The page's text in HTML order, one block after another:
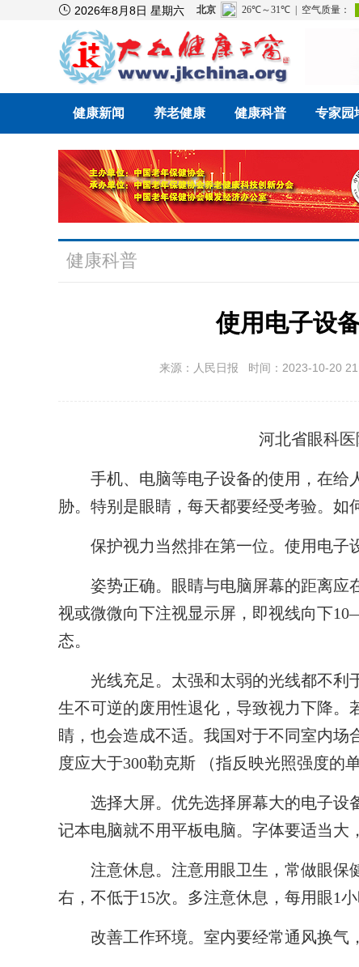
 2026年8月8日 星期六
健康新闻 养老健康 健康科普 专家园
健康科普
使用电子设
来源：人民日报 时间：2023-10-20
河北省眼科
手机、电脑等电子设备的使用，在给
胁。特别是眼睛，每天都要经受考验。如
保护视力当然排在第一位。使用电子
姿势正确。眼睛与电脑屏幕的距离应
视或微微向下注视显示屏，即视线向下
态。
光线充足。太强和太弱的光线都不利
生不可逆的废用性退化，导致视力下降。
睛，也会造成不适。我国对于不同室内
度应大于300勒克斯 （指反映光照强度的
选择大屏。优先选择屏幕大的电子设
记本电脑就不用平板电脑。字体要适当大
注意休息。注意用眼卫生，常做眼保
右，不低于15次。多注意休息，每用眼1
改善工作环境。室内要经常通风换气，